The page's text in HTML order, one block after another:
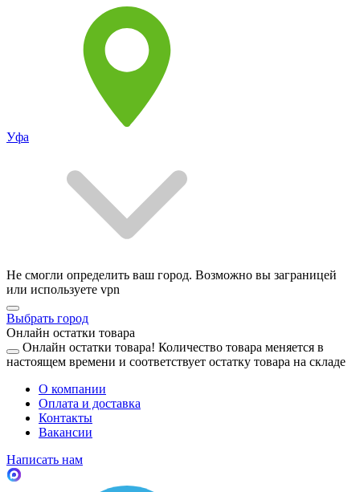
Уфа
Не смогли определить ваш город. Возможно вы заграницей
или используете vpn
Выбрать город
Онлайн остатки товара
Онлайн остатки товара! Количество товара меняется в
настоящем времени и соответствует остатку товара на складе
О компании
Оплата и доставка
Контакты
Вакансии
Написать нам